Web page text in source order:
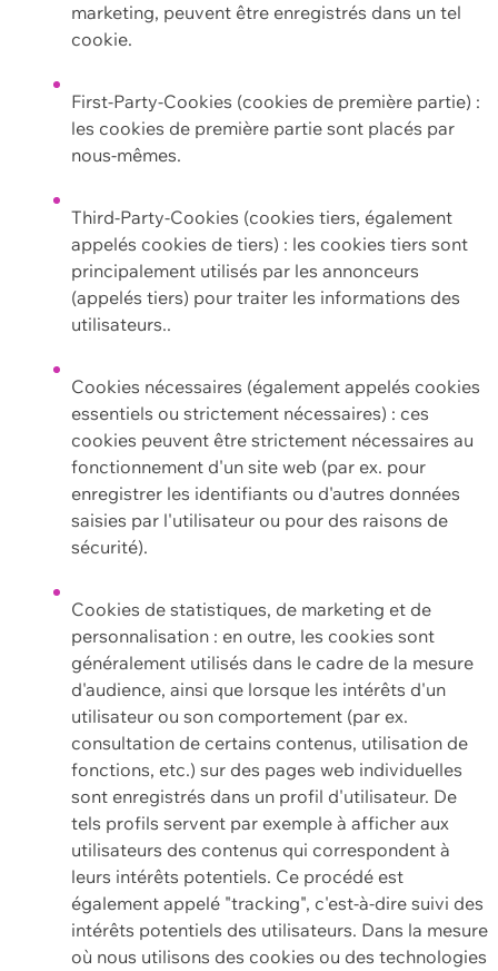
marketing, peuvent être enregistrés dans un tel
cookie.
First-Party-Cookies (cookies de première partie) :
les cookies de première partie sont placés par
nous-mêmes.
Third-Party-Cookies (cookies tiers, également
appelés cookies de tiers) : les cookies tiers sont
principalement utilisés par les annonceurs
(appelés tiers) pour traiter les informations des
utilisateurs..
Cookies nécessaires (également appelés cookies
essentiels ou strictement nécessaires) : ces
cookies peuvent être strictement nécessaires au
fonctionnement d'un site web (par ex. pour
enregistrer les identifiants ou d'autres données
saisies par l'utilisateur ou pour des raisons de
sécurité).
Cookies de statistiques, de marketing et de
personnalisation : en outre, les cookies sont
généralement utilisés dans le cadre de la mesure
d'audience, ainsi que lorsque les intérêts d'un
utilisateur ou son comportement (par ex.
consultation de certains contenus, utilisation de
fonctions, etc.) sur des pages web individuelles
sont enregistrés dans un profil d'utilisateur. De
tels profils servent par exemple à afficher aux
utilisateurs des contenus qui correspondent à
leurs intérêts potentiels. Ce procédé est
également appelé "tracking", c'est-à-dire suivi des
intérêts potentiels des utilisateurs. Dans la mesure
où nous utilisons des cookies ou des technologies